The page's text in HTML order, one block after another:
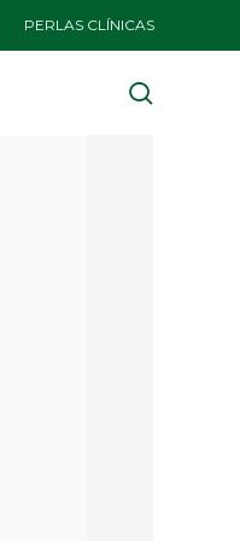
PERLAS CLÍNICAS